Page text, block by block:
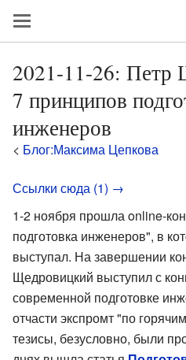
2021-11-26: Петр
7 принципов
инженеров
< Блог:Максима Цепкова
Ссылки сюда (1) →
1-2 ноября прошла online-
подготовка инженеров", в
выступал. На завершении
Щедровицкий выступил с
современной подготовке
отчасти экспромт "по
тезисы, безусловно, были